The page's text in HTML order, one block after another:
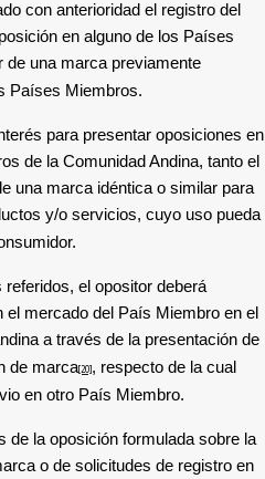
con anterioridad el registro del
en alguno de los Países
de una marca previamente
Países Miembros.
para presentar oposiciones en
de la Comunidad Andina, tanto el
una marca idéntica o similar para
y/o servicios, cuyo uso pueda
el opositor deberá
el mercado del País Miembro en el
a través de la presentación de
de marca[20], respecto de la cual
en otro País Miembro.
de la oposición formulada sobre la
o de solicitudes de registro en